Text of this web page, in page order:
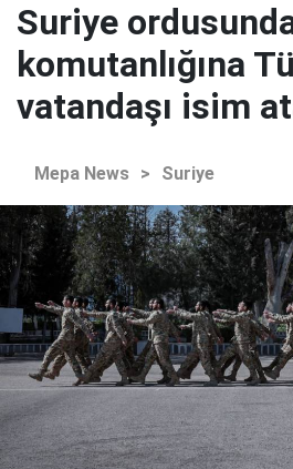
Suriye
komutanlığına
vatandaşı isim
Mepa News > Suriye